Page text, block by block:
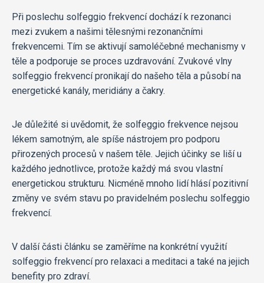
Při poslechu solfeggio frekvencí dochází k rezonanci
mezi zvukem a našimi tělesnými rezonančními
frekvencemi. Tím se aktivují samoléčebné mechanismy v
těle a podporuje se proces uzdravování. Zvukové vlny
solfeggio frekvencí pronikají do našeho těla a působí na
energetické kanály, meridiány a čakry.
Je důležité si uvědomit, že solfeggio frekvence nejsou
lékem samotným, ale spíše nástrojem pro podporu
přirozených procesů v našem těle. Jejich účinky se liší u
každého jednotlivce, protože každý má svou vlastní
energetickou strukturu. Nicméně mnoho lidí hlásí pozitivní
změny ve svém stavu po pravidelném poslechu solfeggio
frekvencí.
V další části článku se zaměříme na konkrétní využití
solfeggio frekvencí pro relaxaci a meditaci a také na jejich
benefity pro zdraví.